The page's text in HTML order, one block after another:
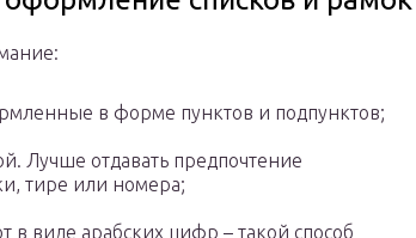
в форме пунктов и подпунктов;
Лучше отдавать предпочтение
тире или номера;
виде арабских цифр – такой способ